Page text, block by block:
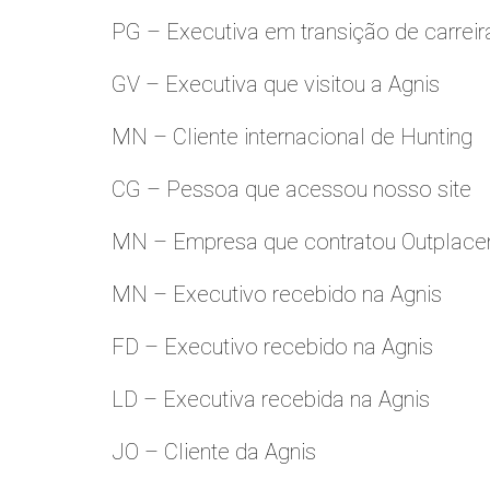
PG – Executiva em transição de
GV – Executiva que visitou a Agnis
MN – Cliente internacional de Hunting
CG – Pessoa que acessou nosso site
MN – Empresa que contratou
MN – Executivo recebido na Agnis
FD – Executivo recebido na Agnis
LD – Executiva recebida na Agnis
JO – Cliente da Agnis